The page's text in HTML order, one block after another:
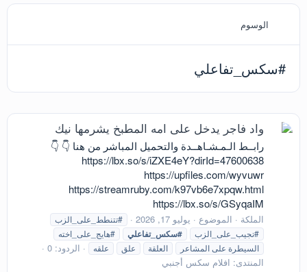
الوسوم
#سكس_تفاعلي
واد فاجر يدخل على امه المطبخ يشرمها نيك
رابــط الـمـشـاهــدة والتحميل المباشر من هنا 👇 👇
https://lbx.so/s/iZXE4eY?dirId=47600638
https://upfiles.com/wyvuwr
https://streamruby.com/k97vb6e7xpqw.html
https://lbx.so/s/GSyqaIM
الملكة الموضوع يوليو 17, 2026
#تتنطط_على_الزب
#تجيب_على_الزب
#سكس_تفاعلي
#هايج_على_اخته
السيطرة على المشاعر
العلقة علق علقه
الردود: 0
المنتدى: افلام سكس أجنبي